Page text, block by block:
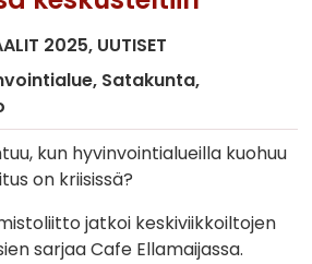
2025 UUTISET
Satakunta
kun hyvinvointialueilla kuohuu
on kriisissä?
jatkoi keskiviikkoiltojen
sarjaa Cafe Ellamaijassa.